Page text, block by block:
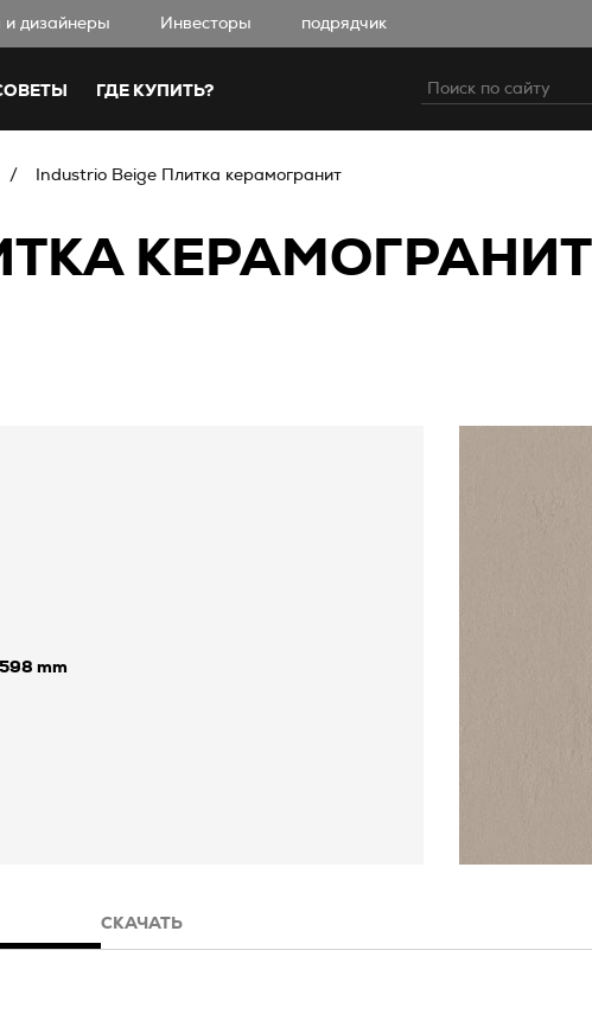
и дизайнеры Инвесторы подрядчик
ГДЕ КУПИТЬ?
Industrio Beige Плитка керамогранит
КЕРАМОГРАНИТ
598
СКАЧАТЬ